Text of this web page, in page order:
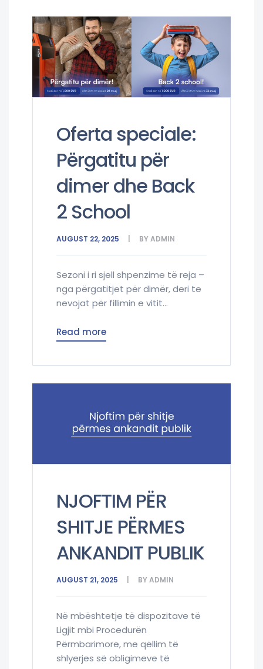
Oferta speciale:
Përgatitu për
dimer dhe Back
2 School
AUGUST 22, 2025 BYADMIN
Sezoni i ri sjell shpenzime të reja –
nga përgatitjet për dimër, deri te
nevojat për fillimin e vitit...
Read more
NJOFTIM PËR
SHITJE PËRMES
ANKANDIT PUBLIK
AUGUST 21, 2025 BYADMIN
Në mbështetje të dispozitave të
Ligjit mbi Procedurën
Përmbarimore, me qëllim të
shlyerjes së obligimeve të